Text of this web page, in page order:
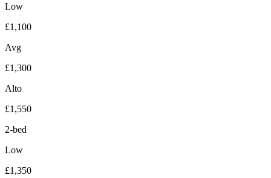
Low
£1,100
Avg
£1,300
Alto
£1,550
2-bed
Low
£1,350